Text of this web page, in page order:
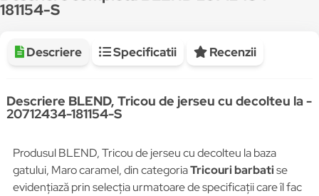
181154-S
Descriere Specificatii Recenzii
Descriere BLEND, Tricou de jerseu cu decolteu la -
20712434-181154-S
Produsul BLEND, Tricou de jerseu cu decolteu la baza
gatului, Maro caramel, din categoriaTricouri barbatise
evidențiază prin selecția urmatoare de specificații care îl fac